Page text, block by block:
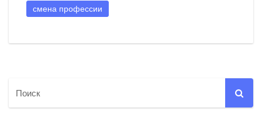
смена профессии